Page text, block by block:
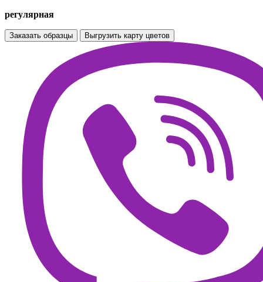
регулярная
Заказать образцы Выгрузить карту цветов